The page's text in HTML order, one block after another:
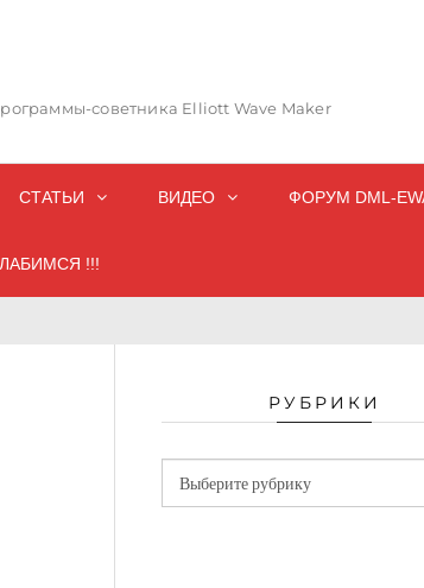
советника Elliott Wave Maker
СТАТЬИ ВИДЕО ФОРУМ DML-
!!!
РУБРИКИ